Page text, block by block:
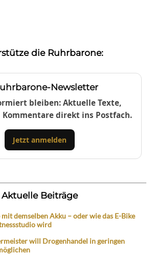
die Ruhrbarone:
Newsletter
bleiben: Aktuelle Texte,
Kommentare direkt ins Postfach.
Jetzt anmelden
Aktuelle Beiträge
demselben Akku – oder wie das E-Bike
wird
will Drogenhandel in geringen